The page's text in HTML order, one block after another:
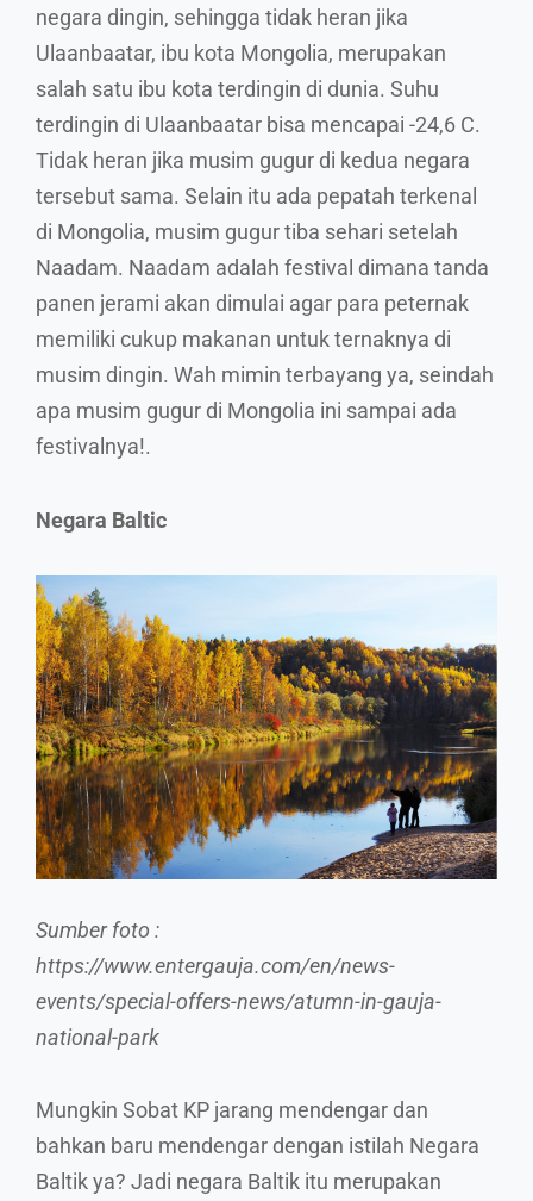
negara dingin, sehingga tidak heran jika
Ulaanbaatar, ibu kota Mongolia, merupakan
salah satu ibu kota terdingin di dunia. Suhu
terdingin di Ulaanbaatar bisa mencapai -24,6 C.
Tidak heran jika musim gugur di kedua negara
tersebut sama. Selain itu ada pepatah terkenal
di Mongolia, musim gugur tiba sehari setelah
Naadam. Naadam adalah festival dimana tanda
panen jerami akan dimulai agar para peternak
memiliki cukup makanan untuk ternaknya di
musim dingin. Wah mimin terbayang ya, seindah
apa musim gugur di Mongolia ini sampai ada
festivalnya!.
Negara Baltic
Sumber foto :
https://www.entergauja.com/en/news-
events/special-offers-news/atumn-in-gauja-
national-park
Mungkin Sobat KP jarang mendengar dan
bahkan baru mendengar dengan istilah Negara
Baltik ya? Jadi negara Baltik itu merupakan